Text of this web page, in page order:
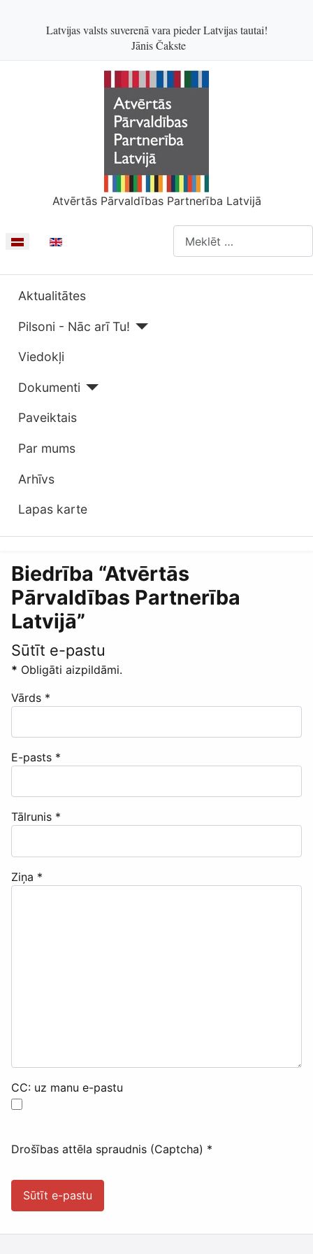
Latvijas valsts suverenā vara pieder Latvijas tautai!
Jānis Čakste
Atvērtās Pārvaldības Partnerība Latvijā
Izvēlieties valodu
Aktualitātes
Pilsoni - Nāc arī Tu!
Viedokļi
Dokumenti
Paveiktais
Par mums
Arhīvs
Lapas karte
Biedrība “Atvērtās
Pārvaldības Partnerība
Latvijā”
Sūtīt e-pastu
* Obligāti aizpildāmi.
Vārds *
E-pasts *
Tālrunis *
Ziņa *
CC: uz manu e-pastu
Drošības attēla spraudnis (Captcha) *
Sūtīt e-pastu